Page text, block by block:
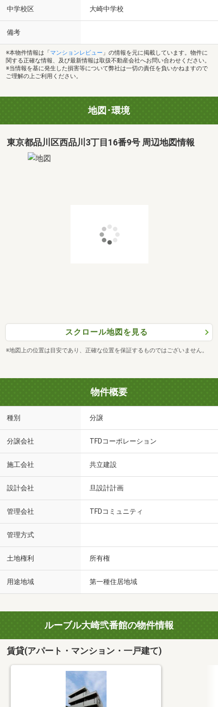
中学校区 大崎中学校
備考
※本物件情報は「 マンションレビュー 」の情報を元に掲載しています。物件に
関する正確な情報、及び最新情報は取扱不動産会社へお問い合わせください。
※当情報を基に発生した損害等について弊社は一切の責任を負いかねますので
ご理解の上ご利用ください。
地図･環境
東京都品川区西品川3丁目16番9号 周辺地図情報
スクロール地図を見る
※地図上の位置は目安であり、正確な位置を保証するものではございません。
物件概要
種別 分譲
分譲会社 TFDコーポレーション
施工会社 共立建設
設計会社 旦設計計画
管理会社 TFDコミュニティ
管理方式
土地権利 所有権
用途地域 第一種住居地域
ルーブル大崎弐番館の物件情報
賃貸(アパート・マンション・一戸建て)